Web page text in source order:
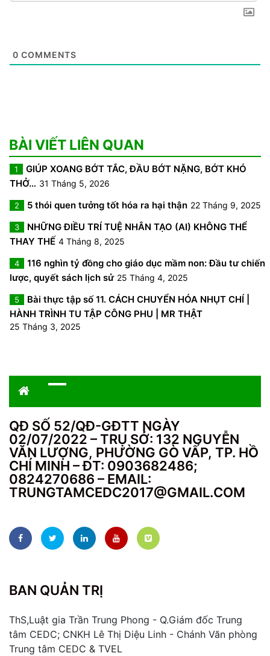
0 COMMENTS
BÀI VIẾT LIÊN QUAN
1
GIÚP XOANG BỚT TẮC, ĐẦU BỚT NẶNG, BỚT KHÓ
THỞ… 31 Tháng 5, 2026
2 5 thói quen tưởng tốt hóa ra hại thận 22 Tháng 9, 2025
3
NHỮNG ĐIỀU TRÍ TUỆ NHÂN TẠO (AI) KHÔNG THỂ
THAY THẾ 4 Tháng 8, 2025
4
116 nghìn tỷ đồng cho giáo dục mầm non: Đầu tư chiến
lược, quyết sách lịch sử 25 Tháng 4, 2025
5
Bài thực tập số 11. CÁCH CHUYỂN HÓA NHỤT CHÍ |
HÀNH TRÌNH TU TẬP CÔNG PHU | MR THẬT
25 Tháng 3, 2025
QĐ SỐ 52/QĐ-GĐTT NGÀY
02/07/2022 – TRỤ SỞ: 132 NGUYỄN
VĂN LƯỢNG, PHƯỜNG GÒ VẤP, TP. HỒ
CHÍ MINH – ĐT: 0903682486;
0824270686 – EMAIL:
TRUNGTAMCEDC2017@GMAIL.COM
BAN QUẢN TRỊ
ThS,Luật gia Trần Trung Phong - Q.Giám đốc Trung
tâm CEDC; CNKH Lê Thị Diệu Linh - Chánh Văn phòng
Trung tâm CEDC & TVEL